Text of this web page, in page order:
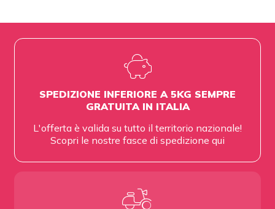
SPEDIZIONE INFERIORE A 5KG SEMPRE
GRATUITA IN ITALIA
L'offerta è valida su tutto il territorio nazionale!
Scopri le nostre fasce di spedizione qui